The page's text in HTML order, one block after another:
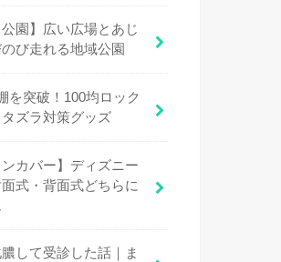
園】広い広場とあじ
び走れる地域公園
を突破！100均ロック
ズラ対策グッズ
カバー】ディズニー
式・背面式どちらに
して受診した話｜ま